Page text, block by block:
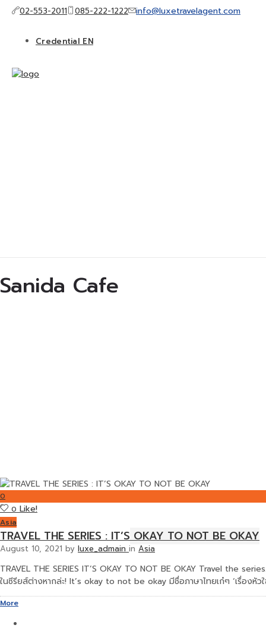
02-553-2011 085-222-1222 info@luxetravelagent.com
Credential EN
Sanida Cafe
0
0 Like!
Asia
TRAVEL THE SERIES : IT’S OKAY TO NOT BE OKAY
August 10, 2021 by luxe_admain in Asia
TRAVEL THE SERIES IT’S OKAY TO NOT BE OKAY Travel the
ในซีรียส์ต่างหากล่ะ! It’s okay to not be okay มีชื่อภาษาไทยเก๋ๆ ‘เรื่องหัวใ
More